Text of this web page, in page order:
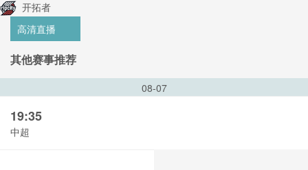
开拓者
高清直播
其他赛事推荐
08-07
19:35
中超